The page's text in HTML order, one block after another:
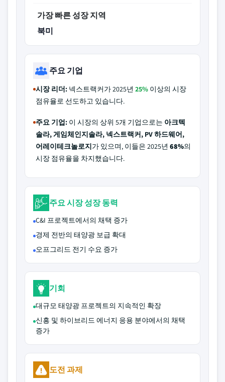
가장 빠른 성장 지역
북미
주요 기업
시장 리더: 넥스트랙커가 2025년 25% 이상의 시장
점유율로 선도하고 있습니다.
주요 기업: 이 시장의 상위 5개 기업으로는 아크텍
솔라, 게임체인지솔라, 넥스트랙커, PV 하드웨어,
어레이테크놀로지가 있으며, 이들은 2025년 68%의
시장 점유율을 차지했습니다.
주요 시장 성장 동력
C&I 프로젝트에서의 채택 증가
경제 전반의 태양광 보급 확대
오프그리드 전기 수요 증가
기회
대규모 태양광 프로젝트의 지속적인 확장
신흥 및 하이브리드 에너지 응용 분야에서의 채택
증가
도전 과제